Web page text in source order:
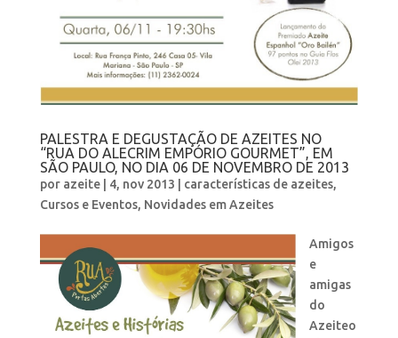
PALESTRA E DEGUSTAÇÃO DE AZEITES NO
“RUA DO ALECRIM EMPÓRIO GOURMET”, EM
SÃO PAULO, NO DIA 06 DE NOVEMBRO DE 2013
por azeite| 4, nov 2013 características de azeites,
Cursos e Eventos, Novidades em Azeites
Amigos
e
amigas
do
Azeiteo